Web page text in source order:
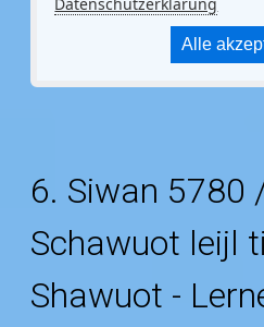
Alle
6. Siwan 5780
Schawuot leijl
Shawuot -